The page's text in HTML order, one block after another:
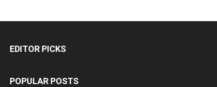
EDITOR PICKS
POPULAR POSTS